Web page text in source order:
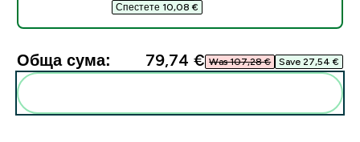
Спестете 10,08 €‎
Обща сума: 79,74 €‎ Was 107,28 €‎ Save 27,54 €‎